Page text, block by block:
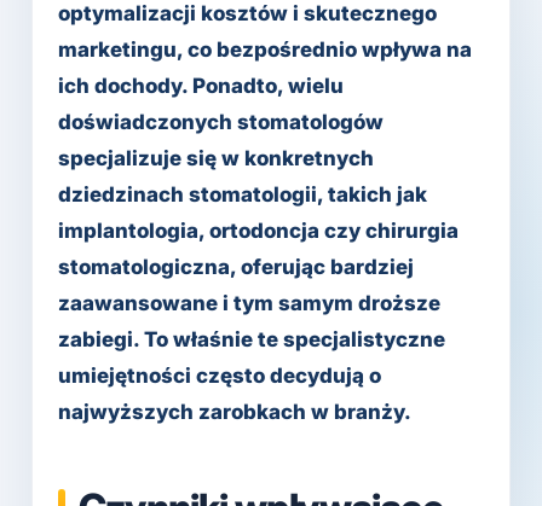
optymalizacji kosztów i skutecznego
marketingu, co bezpośrednio wpływa na
ich dochody. Ponadto, wielu
doświadczonych stomatologów
specjalizuje się w konkretnych
dziedzinach stomatologii, takich jak
implantologia, ortodoncja czy chirurgia
stomatologiczna, oferując bardziej
zaawansowane i tym samym droższe
zabiegi. To właśnie te specjalistyczne
umiejętności często decydują o
najwyższych zarobkach w branży.